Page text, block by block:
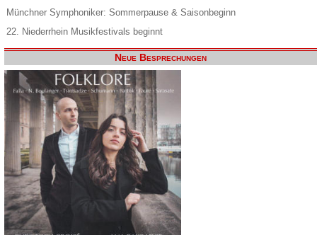
Münchner Symphoniker: Sommerpause & Saisonbeginn
22. Niederrhein Musikfestivals beginnt
Neue Besprechungen